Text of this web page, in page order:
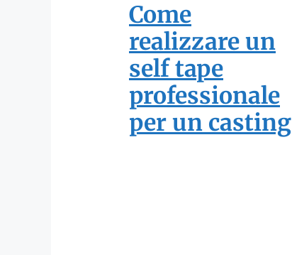
Come
realizzare un
self tape
professionale
per un casting